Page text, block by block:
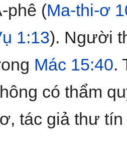
phê (Ma-thi-ơ
1:13). Người
Mác 15:40.
có thẩm
tác giả thư